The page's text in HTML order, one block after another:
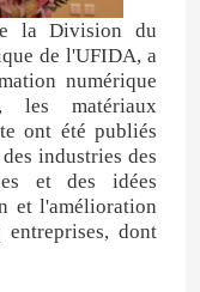
la Division du
de l'UFIDA, a
numérique
les matériaux
ont été publiés
industries des
et des idées
et l'amélioration
dont